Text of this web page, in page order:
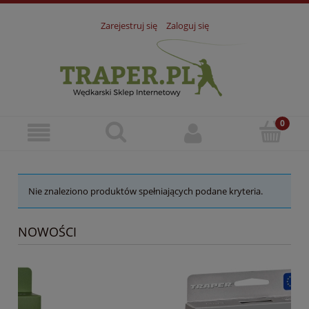
Zarejestruj się Zaloguj się
Nie znaleziono produktów spełniających podane kryteria.
NOWOŚCI